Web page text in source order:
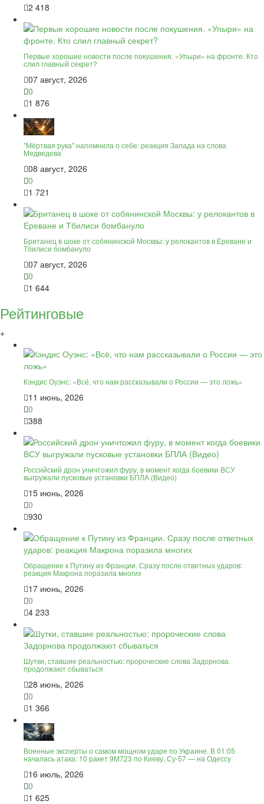
2 418
Первые хорошие новости после покушения. «Упыри» на фронте. Кто
слил главный секрет?
07 август, 2026
0
1 876
"Мёртвая рука" напомнила о себе: реакция Запада на слова
Медведева
08 август, 2026
0
1 721
Британец в шоке от собянинской Москвы: у релокантов в Ереване и
Тбилиси бомбануло
07 август, 2026
0
1 644
Рейтинговые
+
Кэндис Оуэнс: «Всё, что нам рассказывали о России — это ложь»
11 июнь, 2026
0
388
Российский дрон уничтожил фуру, в момент когда боевики ВСУ
выгружали пусковые установки БПЛА (Видео)
15 июнь, 2026
0
930
Обращение к Путину из Франции. Сразу после ответных ударов:
реакция Макрона поразила многих
17 июнь, 2026
0
4 233
Шутки, ставшие реальностью: пророческие слова Задорнова
продолжают сбываться
28 июнь, 2026
0
1 366
Военные эксперты о самом мощном ударе по Украине. В 01:05
началась атака: 10 ракет 9М723 по Киеву, Су-57 — на Одессу
16 июль, 2026
0
1 625